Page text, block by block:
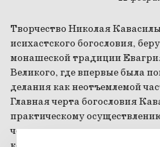
Творчество Николая
исихастского богословия,
монашеской традиции
Великого, где впервые была
делания как неотъемлемой
Главная черта богословия
практическому
через литургическое